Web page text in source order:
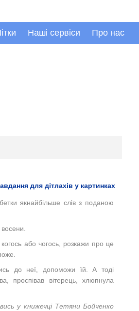
Наші сервіси Про нас
для дітлахів у картинках
якнайбільше слів з поданою
або чогось, розкажи про це
до неї, допоможи їй. А тоді
проспівав вітерець, хлюпнула
у книжечці Тетяни Бойченко